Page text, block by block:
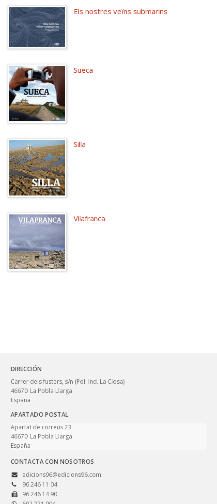
Els nostres veïns submarins
Sueca
Silla
Vilafranca
DIRECCIÓN
Carrer dels fusters, s/n (Pol. Ind. La Closa)
46670 La Pobla Llarga
España
APARTADO POSTAL
Apartat de correus 23
46670 La Pobla Llarga
España
CONTACTA CON NOSOTROS
edicions96@edicions96.com
96 246 11 04
96 246 14 90